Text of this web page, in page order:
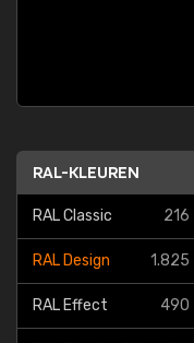
RAL-KLEUREN
RAL Classic 216
RAL Design 1.825
RAL Effect 490